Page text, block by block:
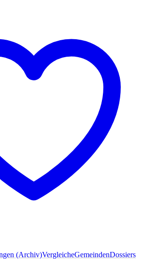
(Archiv)VergleicheGemeindenDossiers